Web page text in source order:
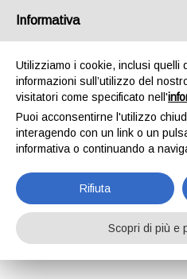
CARRER
Aziende Carrer
Informativa
Utilizziamo i cookie, inclusi quelli
informazioni sull’utilizzo del
visitatori come specificato nell'
Puoi acconsentirne l'utilizzo
interagendo con un link o un
informativa o continuando a
Rifiuta
Scopri di più e